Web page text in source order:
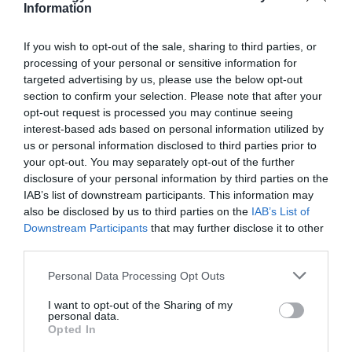
Information
If you wish to opt-out of the sale, sharing to third parties, or
processing of your personal or sensitive information for
targeted advertising by us, please use the below opt-out
section to confirm your selection. Please note that after your
opt-out request is processed you may continue seeing
interest-based ads based on personal information utilized by
us or personal information disclosed to third parties prior to
your opt-out. You may separately opt-out of the further
disclosure of your personal information by third parties on the
IAB’s list of downstream participants. This information may
also be disclosed by us to third parties on the IAB’s List of
Downstream Participants that may further disclose it to other
Please note that this website/app uses one or more Google
not limited to your visit or usage behaviour. You may click to
grant or deny consent to Google and its third-party tags to
use your data for below specified purposes in below Google
Personal Data Processing Opt Outs
I want to opt-out of the Sharing of my
personal data.
Opted In
kialakult reakcióinkat ez nem változtatja meg.